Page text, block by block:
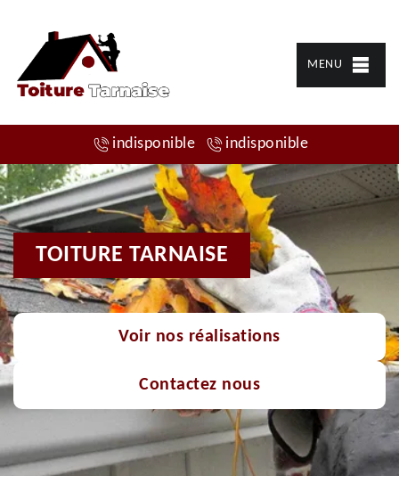
MENU
indisponible indisponible
TOITURE TARNAISE
Voir nos réalisations
Contactez nous